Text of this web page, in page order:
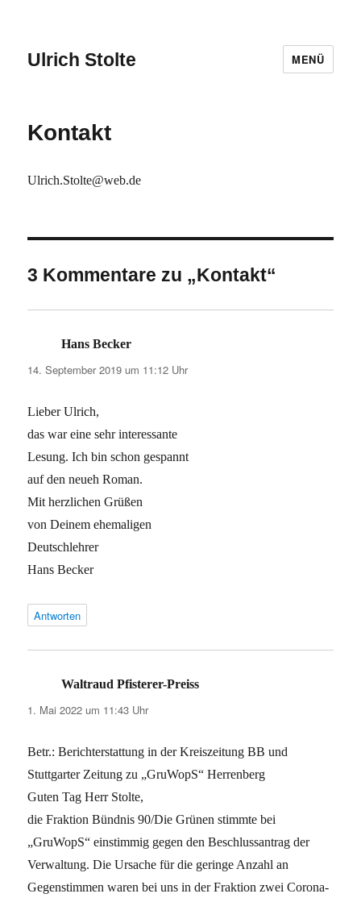
Ulrich Stolte MENÜ
Kontakt
Ulrich.Stolte@web.de
3 Kommentare zu „Kontakt“
Hans Becker
14. September 2019 um 11:12 Uhr
Lieber Ulrich,
das war eine sehr interessante
Lesung. Ich bin schon gespannt
auf den neueh Roman.
Mit herzlichen Grüßen
von Deinem ehemaligen
Deutschlehrer
Hans Becker
Antworten
Waltraud Pfisterer-Preiss
1. Mai 2022 um 11:43 Uhr
Betr.: Berichterstattung in der Kreiszeitung BB und
Stuttgarter Zeitung zu „GruWopS“ Herrenberg
Guten Tag Herr Stolte,
die Fraktion Bündnis 90/Die Grünen stimmte bei
„GruWopS“ einstimmig gegen den Beschlussantrag der
Verwaltung. Die Ursache für die geringe Anzahl an
Gegenstimmen waren bei uns in der Fraktion zwei Corona-